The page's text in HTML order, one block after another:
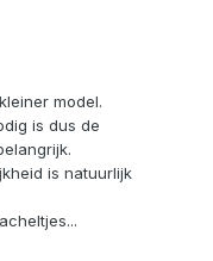
model.
is dus de
is natuurlijk